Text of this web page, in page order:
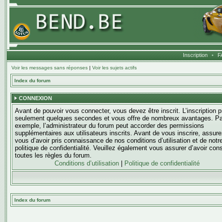
Inscription •
Voir les messages sans réponses | Voir les sujets actifs
Index du forum
CONNEXION
Avant de pouvoir vous connecter, vous devez être inscrit. L’inscription
seulement quelques secondes et vous offre de nombreux avantages.
exemple, l’administrateur du forum peut accorder des permissions
supplémentaires aux utilisateurs inscrits. Avant de vous inscrire,
vous d’avoir pris connaissance de nos conditions d’utilisation et de
politique de confidentialité. Veuillez également vous assurer d’avoir
toutes les règles du forum.
Conditions d’utilisation
Politique de confidentialité
Index du forum